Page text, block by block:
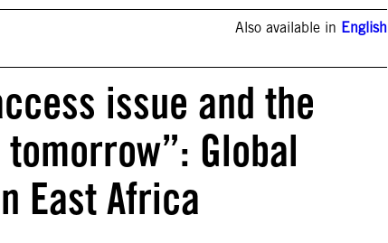
Also available in English
issue and the
Global
East Africa